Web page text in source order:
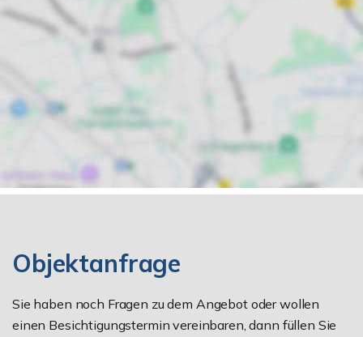
Objektanfrage
Sie haben noch Fragen zu dem Angebot oder wollen
einen Besichtigungstermin vereinbaren, dann füllen Sie